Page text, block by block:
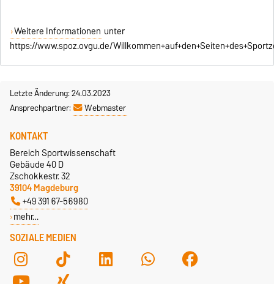
Weitere Informationen unter
https://www.spoz.ovgu.de/
Letzte Änderung: 24.03.2023
Ansprechpartner:
Webmaster
SOZIALE MEDIEN
KONTAKT
Bereich Sportwissenschaft
Gebäude 40 D
Zschokkestr. 32
39104 Magdeburg
+49 391 67-56980
mehr…